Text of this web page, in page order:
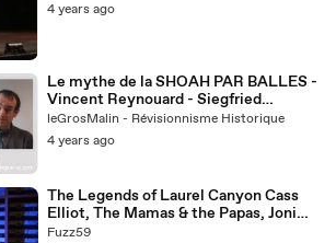
4 years ago
Le mythe de la SHOAH PAR BALLES -
Vincent Reynouard - Siegfried
Verbeke
leGrosMalin - Révisionnisme Historique
4 years ago
The Legends of Laurel Canyon Cass
Elliot, The Mamas & the Papas, Joni
Fuzz59